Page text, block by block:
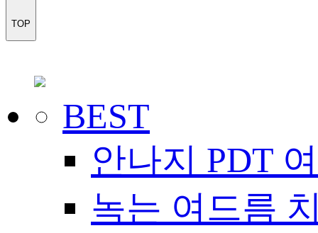
TOP
BEST
안나지 PDT
녹는 여드름